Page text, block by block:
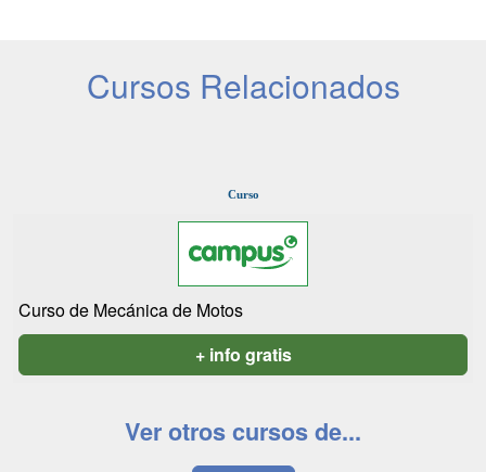
Cursos Relacionados
Curso
Curso de Mecánica de Motos
+ info gratis
Ver otros cursos de...